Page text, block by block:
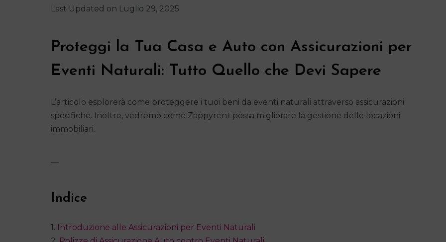
Last Updated on Luglio 29, 2025
Proteggi la Tua Casa e Auto con Assicurazioni per
Eventi Naturali: Tutto Quello che Devi Sapere
L’articolo esplorerà come proteggere i tuoi beni da eventi naturali attraverso assicurazioni
specifiche. Inoltre, vedremo come Zappyrent possa migliorare la gestione delle locazioni
immobiliari.
—
Indice
1.
Introduzione alle Assicurazioni per Eventi Naturali